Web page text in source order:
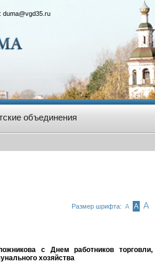
duma@vgd35.ru
объединения
Размер шрифта: А А А
с Днем работников торговли,
хозяйства